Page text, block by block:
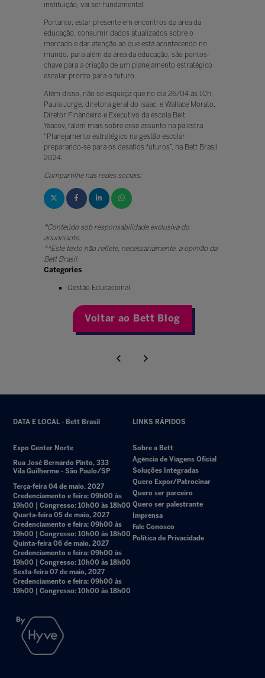
instituição, vai ser fundamental.
Portanto, estar presente em encontros da área da
educação, consumir dados atualizados sobre o
mercado e dar atenção ao que está acontecendo no
mundo, para além da área da educação, são pontos-
chave para a criação de um planejamento estratégico
escolar pronto para o futuro.
Além disso, não se esqueça que no dia 26/04 às 10h,
Paula Jorge, diretora geral do isaac, e Wallace Morato,
Diretor Financeiro e Executivo da escola Beit
Yaacov, falam mais sobre esse assunto na palestra
“Planejamento estratégico na gestão escolar:
preparando-se para os desafios futuros”, na Bett Brasil
2024.
Compartilhe nas redes sociais:
*Conteúdo sob responsabilidade exclusiva do
anunciante.
**Este texto não reflete, necessariamente, a opinião da
Bett Brasil.
Categories
Gestão Educacional
Voltar ao Bett Blog
DATA E LOCAL - Bett Brasil
Expo Center Norte
Rua José Bernardo Pinto, 333
Vila Guilherme - São Paulo/SP
Terça-feira 04 de maio, 2027
Credenciamento e feira: 09h00 às
19h00 | Congresso: 10h00 às 18h00
Quarta-feira 05 de maio, 2027
Credenciamento e feira: 09h00 às
19h00 | Congresso: 10h00 às 18h00
Quinta-feira 06 de maio, 2027
Credenciamento e feira: 09h00 às
19h00 | Congresso: 10h00 às 18h00
Sexta-feira 07 de maio, 2027
Credenciamento e feira: 09h00 às
19h00 | Congresso: 10h00 às 18h00
LINKS RÁPIDOS
Sobre a Bett
Agência de Viagens Oficial
Soluções Integradas
Quero Expor/Patrocinar
Quero ser parceiro
Quero ser palestrante
Imprensa
Fale Conosco
Política de Privacidade